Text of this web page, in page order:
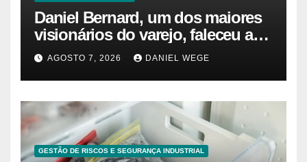
Daniel Bernard, um dos maiores
visionários do varejo, faleceu aos
80 anos – Sincovaga Notícias
AGOSTO 7, 2026 DANIEL WEGE
GESTÃO DE RISCOS E SEGURANÇA INDUSTRIAL